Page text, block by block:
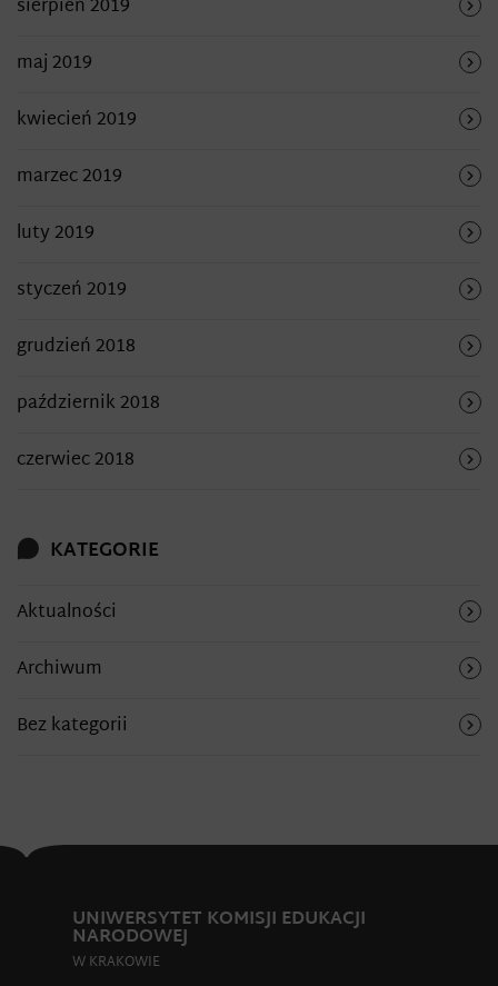
sierpień 2019
maj 2019
kwiecień 2019
marzec 2019
luty 2019
styczeń 2019
grudzień 2018
październik 2018
czerwiec 2018
KATEGORIE
Aktualności
Archiwum
Bez kategorii
UNIWERSYTET KOMISJI EDUKACJI
NARODOWEJ
W KRAKOWIE